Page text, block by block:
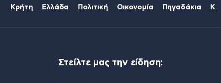
Κρήτη Ελλάδα Πολιτική Οικονομία Πηγαδάκια
Στείλτε μας την είδηση: